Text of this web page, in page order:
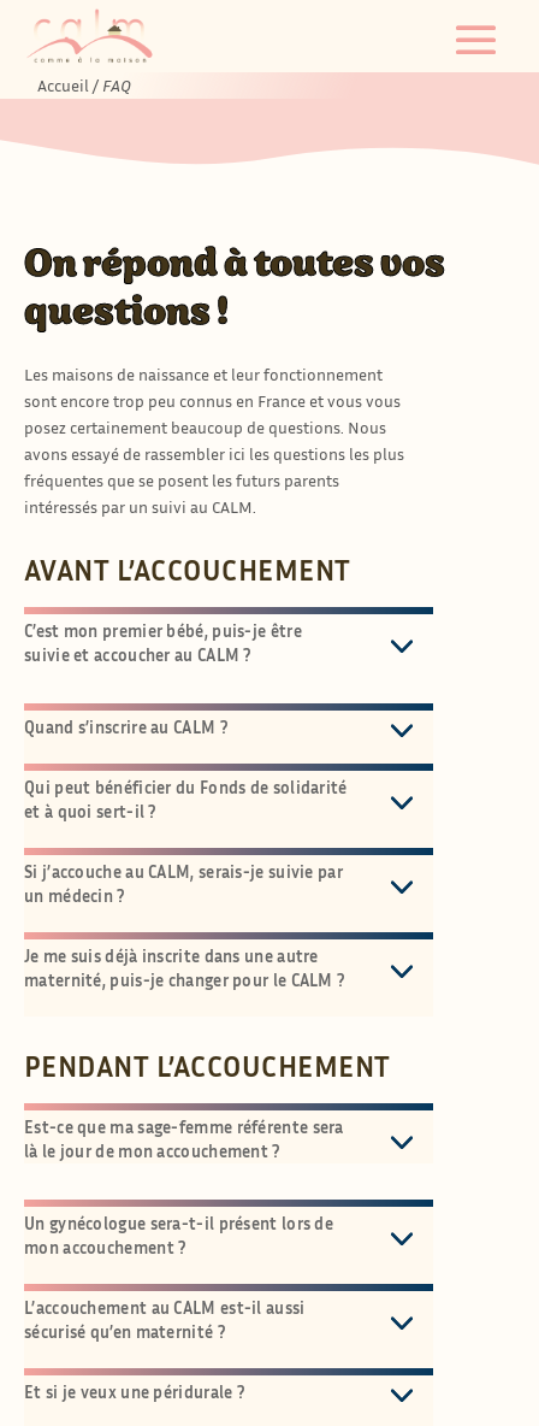
Accueil / FAQ
On répond à toutes vos
questions !
Les maisons de naissance et leur fonctionnement
sont encore trop peu connus en France et vous vous
posez certainement beaucoup de questions. Nous
avons essayé de rassembler ici les questions les plus
fréquentes que se posent les futurs parents
intéressés par un suivi au CALM.
AVANT L’ACCOUCHEMENT
C’est mon premier bébé, puis-je être
suivie et accoucher au CALM ?
Quand s’inscrire au CALM ?
Qui peut bénéficier du Fonds de solidarité
et à quoi sert-il ?
Si j’accouche au CALM, serais-je suivie par
un médecin ?
Je me suis déjà inscrite dans une autre
maternité, puis-je changer pour le CALM ?
PENDANT L’ACCOUCHEMENT
Est-ce que ma sage-femme référente sera
là le jour de mon accouchement ?
Un gynécologue sera-t-il présent lors de
mon accouchement ?
L’accouchement au CALM est-il aussi
sécurisé qu’en maternité ?
Et si je veux une péridurale ?